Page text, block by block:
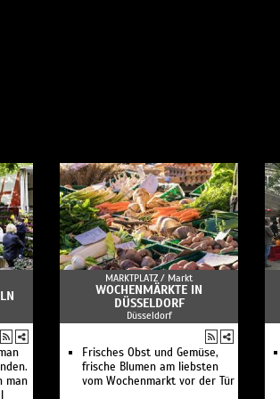
man
MARKTPLATZ / Markt
WOCHENMÄRKTE IN
DÜSSELDORF
Düsseldorf
Frisches Obst und Gemüse,
frische Blumen am liebsten
vom Wochenmarkt vor der Tür